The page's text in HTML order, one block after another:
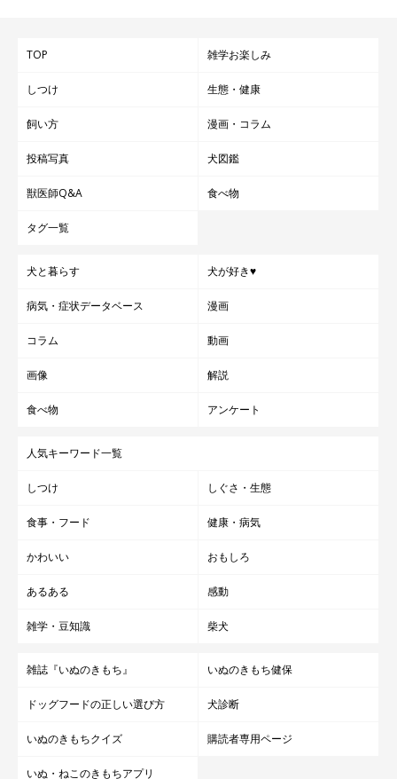
TOP 雑学お楽しみ
しつけ 生態・健康
飼い方 漫画・コラム
投稿写真 犬図鑑
獣医師Q&A 食べ物
タグ一覧
犬と暮らす 犬が好き♥
病気・症状データベース 漫画
コラム 動画
画像 解説
食べ物 アンケート
人気キーワード一覧
しつけ しぐさ・生態
食事・フード 健康・病気
かわいい おもしろ
あるある 感動
雑学・豆知識 柴犬
雑誌『いぬのきもち』 いぬのきもち健保
ドッグフードの正しい選び方 犬診断
いぬのきもちクイズ 購読者専用ページ
いぬ・ねこのきもちアプリ